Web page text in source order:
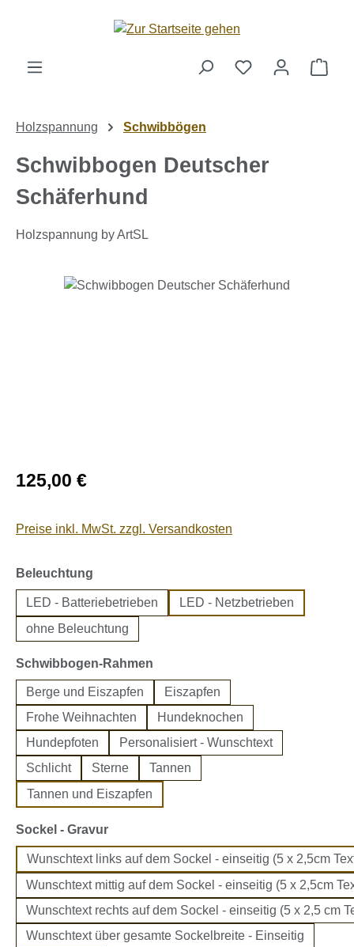
Zum Hauptinhalt springen
Holzspannung Schwibbögen
Schwibbogen Deutscher
Schäferhund
Holzspannung by ArtSL
Bildergalerie überspringen
Regulärer Preis:
125,00 €
Preise inkl. MwSt. zzgl. Versandkosten
Beleuchtung
LED - Batteriebetrieben
LED - Netzbetrieben
ohne Beleuchtung
Schwibbogen-Rahmen
Berge und Eiszapfen
Eiszapfen
Frohe Weihnachten
Hundeknochen
Hundepfoten
Personalisiert - Wunschtext
Schlicht
Sterne
Tannen
Tannen und Eiszapfen
Sockel - Gravurauswählen
Wunschtext links auf dem Sockel - einseitig (5 x 2,5cm
Wunschtext mittig auf dem Sockel - einseitig (5 x 2,5cm
Wunschtext rechts auf dem Sockel - einseitig (5 x 2,5 cm
Wunschtext über gesamte Sockelbreite - Einseitig